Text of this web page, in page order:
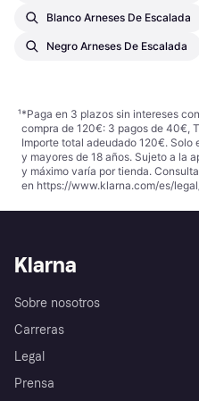
Blanco Arneses De Escalada
Negro Arneses De Escalada
¹*Paga en 3 plazos sin intereses
compra de 120€: 3 pagos de 40€,
Importe total adeudado 120€. Solo
y mayores de 18 años. Sujeto a la
y máximo varía por tienda.
en https://www.klarna.com/es/
Klarna
Sobre nosotros
Carreras
Legal
Prensa